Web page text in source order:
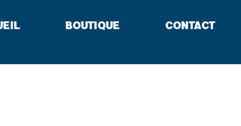
Boutique Contact